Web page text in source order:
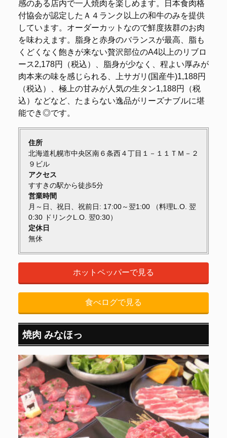
感のある店内で一人焼肉を楽しめます。日本食肉格
付協会が認定したＡ４ランク以上の和牛のみを提供
しています。オーダーカットなので鮮度抜群のお肉
を味わえます。脂身と赤身のバランスが最高、脂も
くどくなく飽きが来ない贅沢部位のA4以上のリブロ
ース2,178円（税込）、脂身が少なく、程よい厚みが
肉本来の味を感じられる、上サガリ(国産牛)1,188円
（税込）、極上の甘みが人気の生タン1,188円（税
込）などなど、たまらない逸品がリーズナブルに堪
能でき◎です。
住所
北海道札幌市中央区南６条西４丁目１－１１ＴＭ－２
９ビル
アクセス
すすきの駅から徒歩5分
営業時間
月～日、祝日、祝前日: 17:00～翌1:00 （料理L.O. 翌
0:30 ドリンクL.O. 翌0:30）
定休日
無休
ホットペッパーで見る
食べログで見る
焼肉 みなほっ